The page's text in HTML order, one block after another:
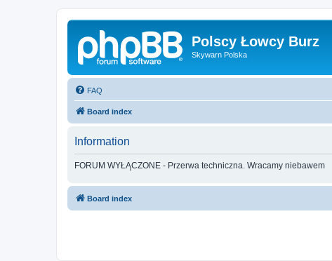
Polscy Łowcy Burz
Skywarn Polska
FAQ
Board index
Information
FORUM WYŁĄCZONE - Przerwa techniczna. Wracamy niebawem
Board index